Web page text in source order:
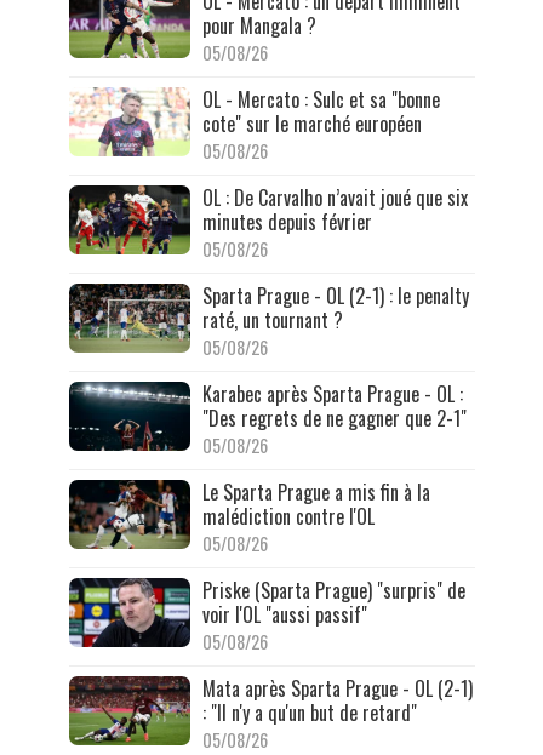
pour Mangala ?
05/08/26
OL - Mercato : Sulc et sa "bonne
cote" sur le marché européen
05/08/26
OL : De Carvalho n’avait joué que six
minutes depuis février
05/08/26
Sparta Prague - OL (2-1) : le penalty
raté, un tournant ?
05/08/26
Karabec après Sparta Prague - OL :
"Des regrets de ne gagner que 2-1"
05/08/26
Le Sparta Prague a mis fin à la
malédiction contre l'OL
05/08/26
Priske (Sparta Prague) "surpris" de
voir l'OL "aussi passif"
05/08/26
Mata après Sparta Prague - OL (2-1)
: "Il n'y a qu'un but de retard"
05/08/26